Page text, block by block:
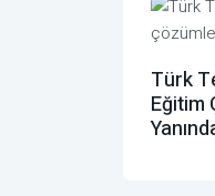
Türk
Eğitim